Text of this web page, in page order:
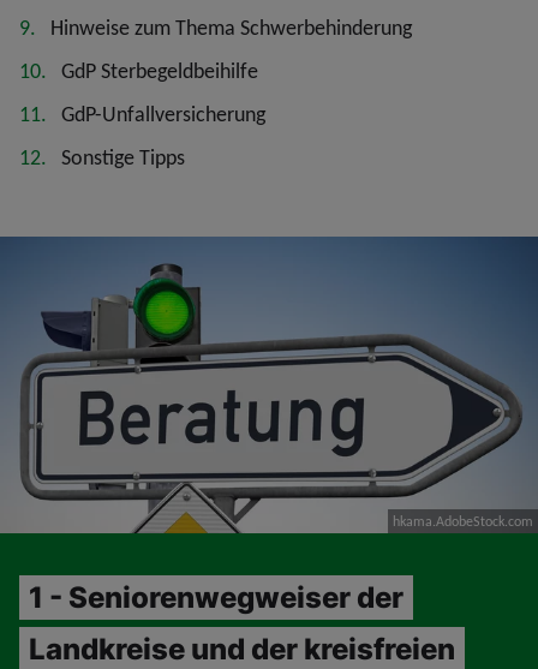
Hinweise zum Thema Schwerbehinderung
GdP Sterbegeldbeihilfe
GdP-Unfallversicherung
Sonstige Tipps
hkama.AdobeStock.com
1 - Seniorenwegweiser der
Landkreise und der kreisfreien